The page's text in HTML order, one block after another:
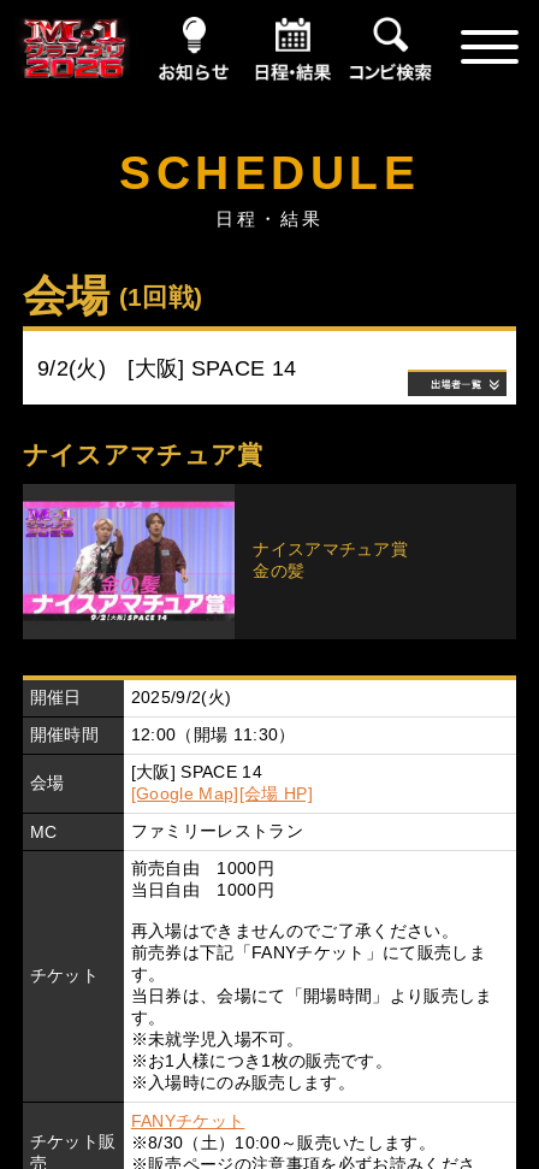
SCHEDULE
日程・結果
会場 (1回戦)
9/2(火) [大阪] SPACE 14
ナイスアマチュア賞
ナイスアマチュア賞
金の髪
開催日
2025/9/2(火)
開催時間
12:00（開場 11:30）
会場
[大阪] SPACE 14
[Google Map][会場 HP]
MC
ファミリーレストラン
チケット
前売自由 1000円
当日自由 1000円
再入場はできませんのでご了承ください。
前売券は下記「FANYチケット」にて販売しま
す。
当日券は、会場にて「開場時間」より販売しま
す。
※未就学児入場不可。
※お1人様につき1枚の販売です。
※入場時にのみ販売します。
チケット販
売
FANYチケット
※8/30（土）10:00～販売いたします。
※販売ページの注意事項を必ずお読みくださ